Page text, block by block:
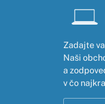
Zadajte
Naši
a
v čo